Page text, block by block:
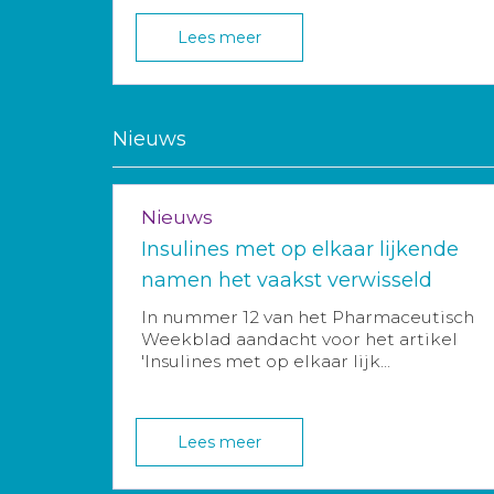
Lees meer
Nieuws
Nieuws
Insulines met op elkaar lijkende
namen het vaakst verwisseld
In nummer 12 van het Pharmaceutisch
Weekblad aandacht voor het artikel
'Insulines met op elkaar lijk...
Lees meer